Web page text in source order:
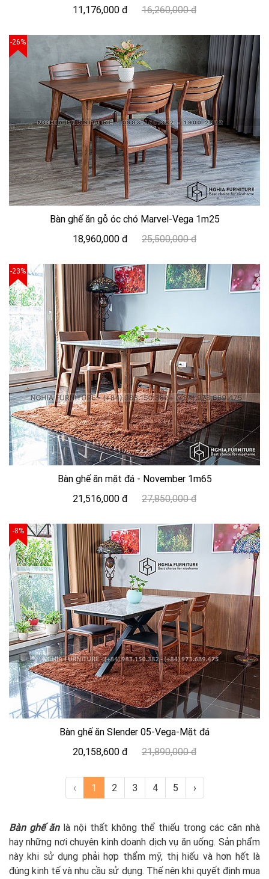
11,176,000 đ
16,260,000 đ
-26%
Bàn ghế ăn gỗ óc chó Marvel-Vega 1m25
18,960,000 đ
25,500,000 đ
-23%
Bàn ghế ăn mặt đá - November 1m65
21,516,000 đ
27,850,000 đ
-8%
Bàn ghế ăn Slender 05-Vega-Mặt đá
20,158,600 đ
21,890,000 đ
‹ 1 2 3 4 5 ›
Bàn ghế ănlà nội thất không thể thiếu trong các căn nhà
hay những nơi chuyên kinh doanh dịch vụ ăn uống. Sản phẩm
này khi sử dụng phải hợp thẩm mỹ, thị hiếu và hơn hết là
đúng kinh tế và nhu cầu sử dụng. Thế nên khi quyết định mua